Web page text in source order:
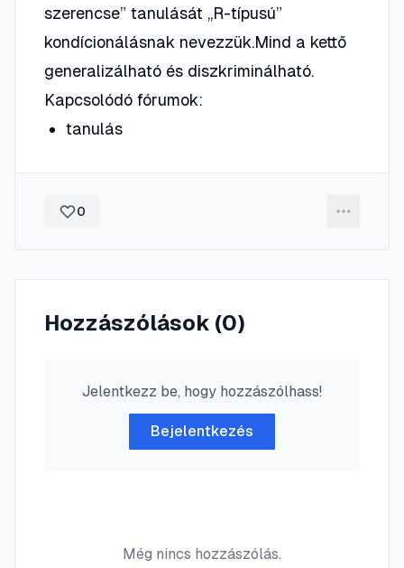
szerencse” tanulását „R-típusú”
kondícionálásnak nevezzük.Mind a kettő
generalizálható és diszkriminálható.
Kapcsolódó fórumok:
tanulás
0
Hozzászólások (0)
Jelentkezz be, hogy hozzászólhass!
Bejelentkezés
Még nincs hozzászólás.